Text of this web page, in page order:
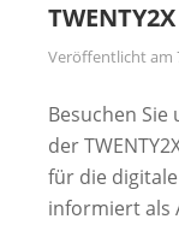
Veröffentlicht am
Besuchen Sie
der
für die
informiert als